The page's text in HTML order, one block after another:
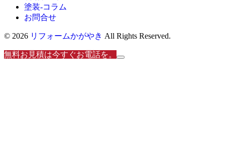
塗装-コラム
お問合せ
© 2026 リフォームかがやき All Rights Reserved.
無料お見積は今すぐお電話を。